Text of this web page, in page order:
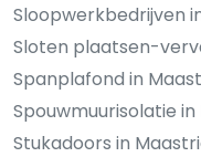
Sloopwerkbedrijven
Sloten plaatsen-
Spanplafond in
Spouwmuurisolatie
Stukadoors in